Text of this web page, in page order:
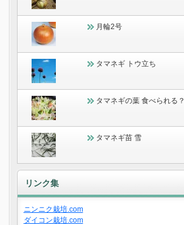
月輪2号
タマネギ トウ立ち
タマネギの葉 食べられる？
タマネギ苗 雪
リンク集
ニンニク栽培.com
ダイコン栽培.com